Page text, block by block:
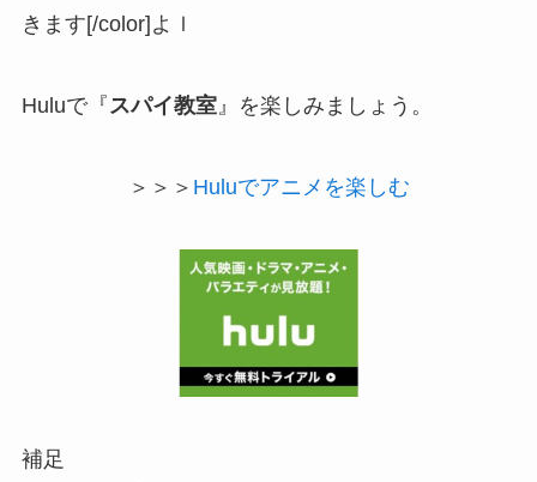
きます[/color]よｌ
Huluで『スパイ教室』を楽しみましょう。
＞＞＞ Huluでアニメを楽しむ
補足